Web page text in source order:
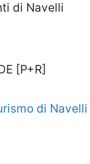
di Navelli
[P+R]
di Navelli